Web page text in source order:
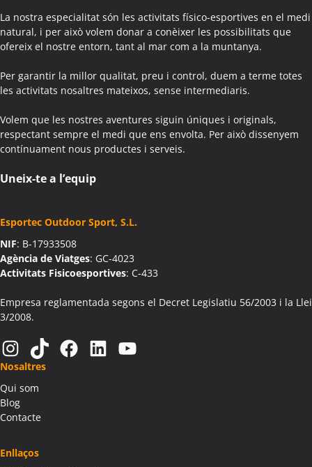
Activitats Teambuilding Empreses Agullana
Activitats Família Amics Agullana
Colònies Escolars Agullana
Activitats Família Amics Aiguafreda
Activitats Teambuilding Empreses Aiguamúrcia
Activitats Família Amics Aiguamúrcia
Colònies Escolars Aiguamúrcia
Activitats Teambuilding Empreses Aiguaviva
Activitats Teambuilding Empreses Aín
Activitats Família Amics Aín
Colònies Escolars Aín
Activitats Teambuilding Empreses Aitona
Activitats Família Amics Aitona
Colònies Escolars Aitona
Activitats Teambuilding Empreses Alàs i Cerc
Activitats Família Amics Alàs i Cerc
Colònies Escolars Alàs i Cerc
Activitats Teambuilding Empreses Albagés
Activitats Família Amics Albagés
La nostra especialitat són les activitats físico-esportives en el medi
natural, i per això volem donar a conèixer les possibilitats que
ofereix el nostre entorn, tant al mar com a la muntanya.
Per garantir la millor qualitat, preu i control, duem a terme totes
les activitats nosaltres mateixos, sense intermediaris.
Volem que les nostres aventures siguin úniques i originals,
respectant sempre el medi que ens envolta. Per això dissenyem
contínuament nous productes i serveis.
Uneix-te a l’equip
Esportec Outdoor Sport, S.L.
NIF: B-17933508
Agència de Viatges: GC-4023
Activitats Fisicoesportives: C-433
Empresa reglamentada segons el Decret Legislatiu 56/2003 i la Llei
3/2008.
Instagram TikTok Facebook LinkedIn YouTube
Nosaltres
Qui som
Blog
Contacte
Enllaços